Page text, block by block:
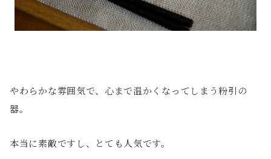
やわらかな雰囲気で、心まで温かくなってしまう粉引の
器。
本当に素敵ですし、とても人気です。